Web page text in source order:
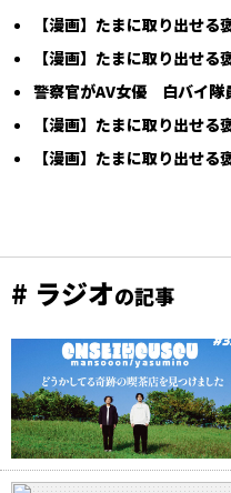
【漫画】たまに取り出せ
【漫画】たまに取り出せ
警察官がAV女優 白バイ隊
【漫画】たまに取り出せる
【漫画】たまに取り出せ
# ラジオの記事